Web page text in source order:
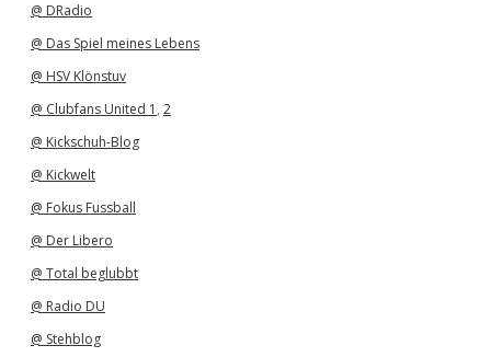
@ DRadio
@ Das Spiel meines Lebens
@ HSV Klönstuv
@ Clubfans United 1 , 2
@ Kickschuh-Blog
@ Kickwelt
@ Fokus Fussball
@ Der Libero
@ Total beglubbt
@ Radio DU
@ Stehblog